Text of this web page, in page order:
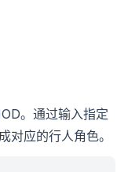
。通过输入指定
对应的行人角色。